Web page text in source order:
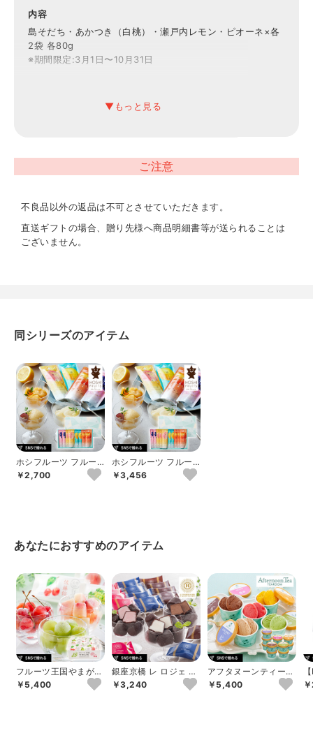
内容
島そだち・あかつき（白桃）・瀬戸内レモン・ピオーネ×各
2袋 各80g
※期間限定:3月1日〜10月31日
ご注意
不良品以外の返品は不可とさせていただきます。
直送ギフトの場合、贈り先様へ商品明細書等が送られることは
ございません。
同シリーズのアイテム
ホシフルーツ フルー
ツパーラーの凍らせて
食べるシャーベッ...
￥2,700
ホシフルーツ フルー
ツパーラーの凍らせて
食べるシャーベッ...
￥3,456
あなたにおすすめのアイテム
フルーツ王国やまが
た ひんやり果実
￥5,400
銀座京橋 レ ロジェ エ
ギュスキロール ショ
コラアイスボ...
￥3,240
アフタヌーンティー・
ティールーム ジェラ
ートギフトC 1...
￥5,400